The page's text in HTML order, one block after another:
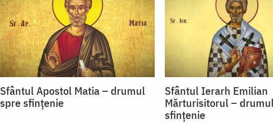
Sfântul Apostol Matia – drumul
spre sfințenie
Sfântul Ierarh Emilian
Mărturisitorul –
sfințenie